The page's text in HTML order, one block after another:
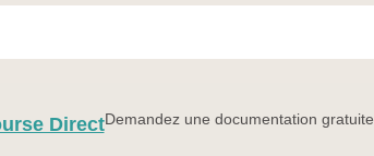
DirectDemandez une documentation gratuite